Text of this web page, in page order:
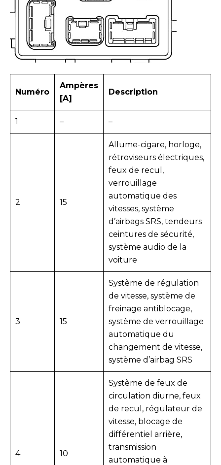
Numéro
Ampères
[A]
Description
1 – –
2 15
Allume-cigare, horloge,
rétroviseurs électriques,
feux de recul,
verrouillage
automatique des
vitesses, système
d’airbags SRS, tendeurs
ceintures de sécurité,
système audio de la
voiture
3 15
Système de régulation
de vitesse, système de
freinage antiblocage,
système de verrouillage
automatique du
changement de vitesse,
système d’airbag SRS
4 10
Système de feux de
circulation diurne, feux
de recul, régulateur de
vitesse, blocage de
différentiel arrière,
transmission
automatique à